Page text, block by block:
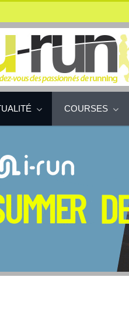
COURSES